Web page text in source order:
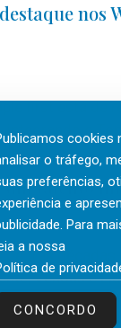
nos
first está de
o
talento
três décadas
Vendas e
da...
cookies
o tráfego,
preferências,
e
Para
a nossa
de
CONCORDO